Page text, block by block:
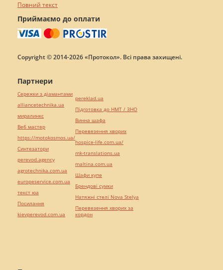
Повний текст
Приймаємо до оплати
Copyright © 2014-2026 «Протокол». Всі права захищені.
Партнери
Сережки з діамантами
alliancetechnika.ua
миралинкс
Веб мастер
https://motokosmos.ua/
Синтезатори
perevod.agency
agrotechnika.com.ua
europeservice.com.ua
текст юа
Посилання
kievperevod.com.ua
pereklad.ua
Підготовка до НМТ / ЗНО
Винна шафа
Перевезення хворих
hospice-life.com.ua/
mk-translations.ua
maltina.com.ua
Шафи купе
Брендові сумки
Натяжні стелі Nova Stelya
Перевезення хворих за
кордон